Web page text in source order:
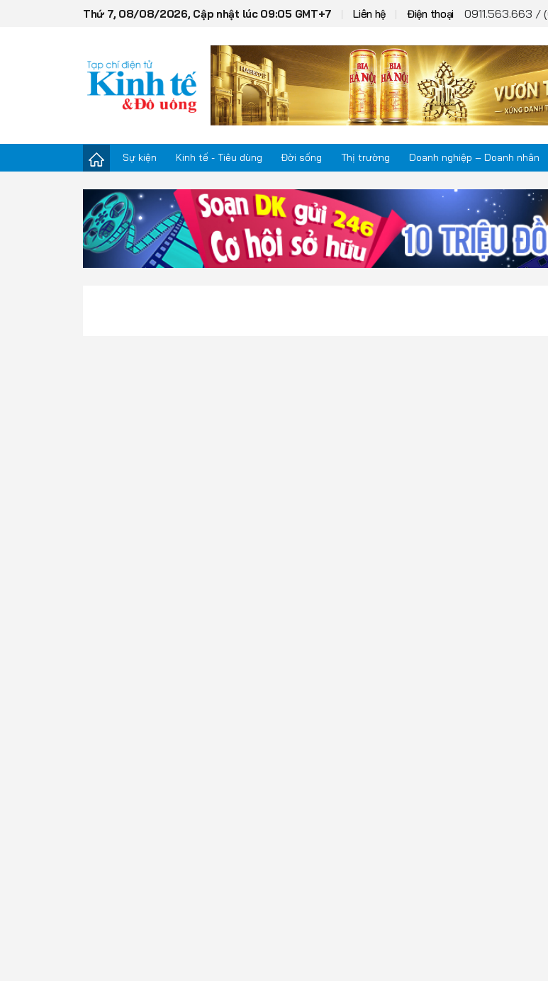
Thứ 7, 08/08/2026, Cập nhật lúc 09:05 GMT+7 Liên hệ Điện thoại 0911.563.663 /
Sự kiện Kinh tế - Tiêu dùng Đời sống Thị trường Doanh nghiệp – Doanh nhân
Kinh tế - Tiêu dùng
Đời sống
Doanh nghiệp – Doanh nhân
Đồ uống